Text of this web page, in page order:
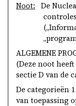
Noot:
De
ALGEMENE
(Deze noot
sectie D van de
De categorieën
van toepassing